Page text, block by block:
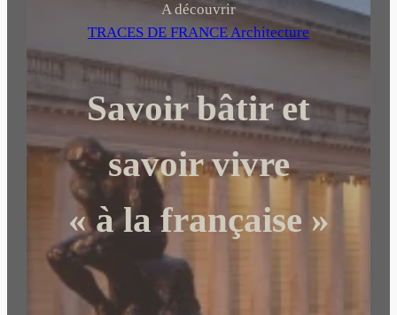
r
c
h
r
A découvrir
TRACES DE FRANCE Architecture
Savoir bâtir et
savoir vivre
« à la française »